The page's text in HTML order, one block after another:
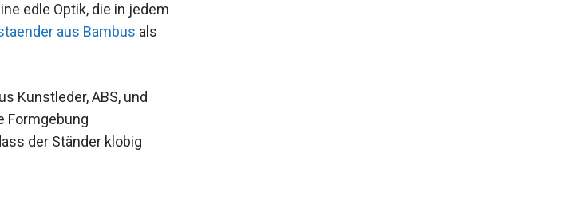
edle Optik, die in jedem
aus Bambus als
Kunstleder, ABS, und
Formgebung
der Ständer klobig